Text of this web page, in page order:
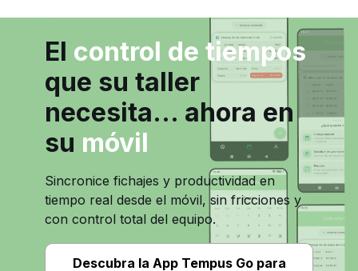
El control de tiempos
que su taller
necesita… ahora en
su móvil
Sincronice fichajes y productividad en
tiempo real desde el móvil, sin fricciones y
con control total del equipo.
Descubra la App Tempus Go para